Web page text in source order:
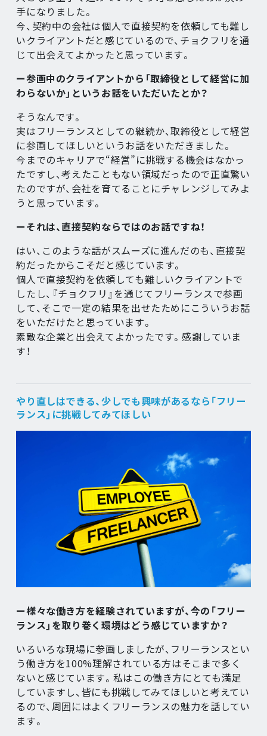
手になりました。
今、契約中の会社は個人で直接契約を依頼しても難し
いクライアントだと感じているので、チョクフリを通
じて出会えてよかったと思っています。
ー参画中のクライアントから「取締役として経営に加
わらないか」というお話をいただいたとか？
そうなんです。
実はフリーランスとしての継続か、取締役として経営
に参画してほしいというお話をいただきました。
今までのキャリアで“経営”に挑戦する機会はなかっ
たですし、考えたこともない領域だったので正直驚い
たのですが、会社を育てることにチャレンジしてみよ
うと思っています。
ーそれは、直接契約ならではのお話ですね！
はい、このような話がスムーズに進んだのも、直接契
約だったからこそだと感じています。
個人で直接契約を依頼しても難しいクライアントで
したし、『チョクフリ』を通じてフリーランスで参画
して、そこで一定の結果を出せたためにこういうお話
をいただけたと思っています。
素敵な企業と出会えてよかったです。感謝していま
す！
やり直しはできる、少しでも興味があるなら「フリー
ランス」に挑戦してみてほしい
ー様々な働き方を経験されていますが、今の「フリー
ランス」を取り巻く環境はどう感じていますか？
いろいろな現場に参画しましたが、フリーランスとい
う働き方を100%理解されている方はそこまで多く
ないと感じています。私はこの働き方にとても満足
していますし、皆にも挑戦してみてほしいと考えてい
るので、周囲にはよくフリーランスの魅力を話してい
ます。